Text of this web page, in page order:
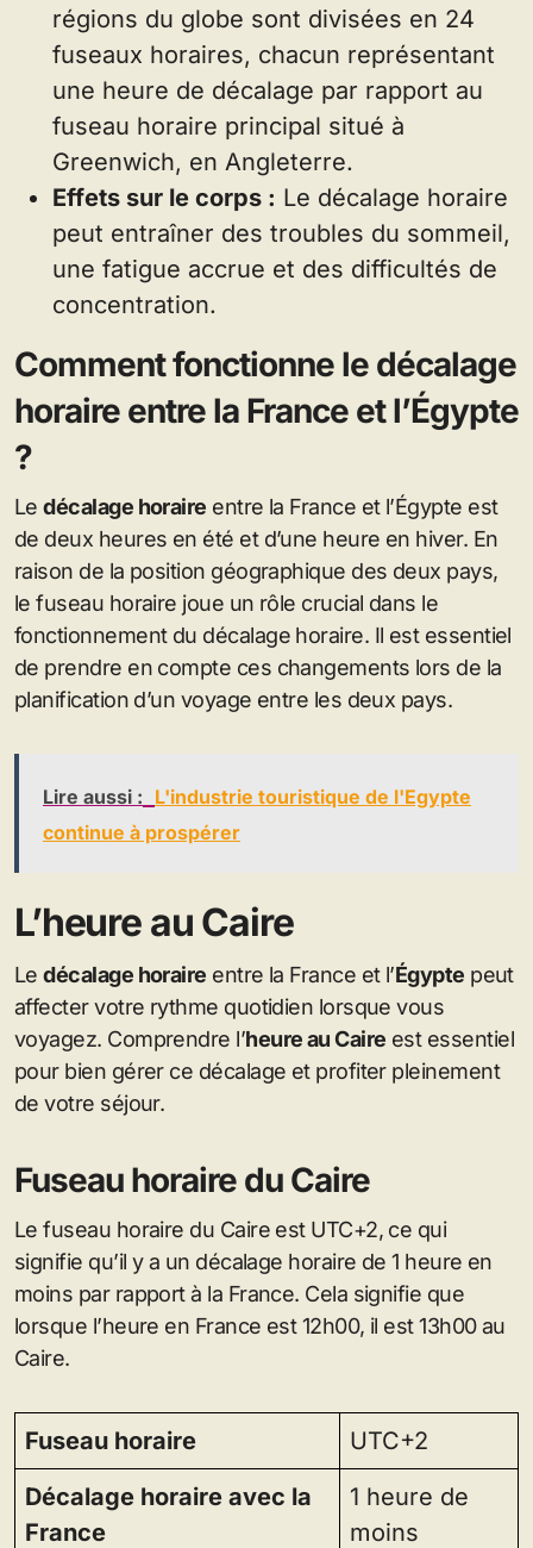
régions du globe sont divisées en 24
fuseaux horaires, chacun représentant
une heure de décalage par rapport au
fuseau horaire principal situé à
Greenwich, en Angleterre.
Effets sur le corps : Le décalage horaire
peut entraîner des troubles du sommeil,
une fatigue accrue et des difficultés de
concentration.
Comment fonctionne le décalage
horaire entre la France et l’Égypte
?
Ledécalage horaire entre la France et l’Égypte est
de deux heures en été et d’une heure en hiver. En
raison de la position géographique des deux pays,
le fuseau horaire joue un rôle crucial dans le
fonctionnement du décalage horaire. Il est essentiel
de prendre en compte ces changements lors de la
planification d’un voyage entre les deux pays.
Lire aussi : L'industrie touristique de l'Egypte
continue à prospérer
L’heure au Caire
Ledécalage horaire entre la France et l’Égypte peut
affecter votre rythme quotidien lorsque vous
voyagez. Comprendre l’heure au Caire est essentiel
pour bien gérer ce décalage et profiter pleinement
de votre séjour.
Fuseau horaire du Caire
Le fuseau horaire du Caire est UTC+2, ce qui
signifie qu’il y a un décalage horaire de 1 heure en
moins par rapport à la France. Cela signifie que
lorsque l’heure en France est 12h00, il est 13h00 au
Caire.
Fuseau horaire
UTC+2
Décalage horaire avec la
France
1 heure de
moins